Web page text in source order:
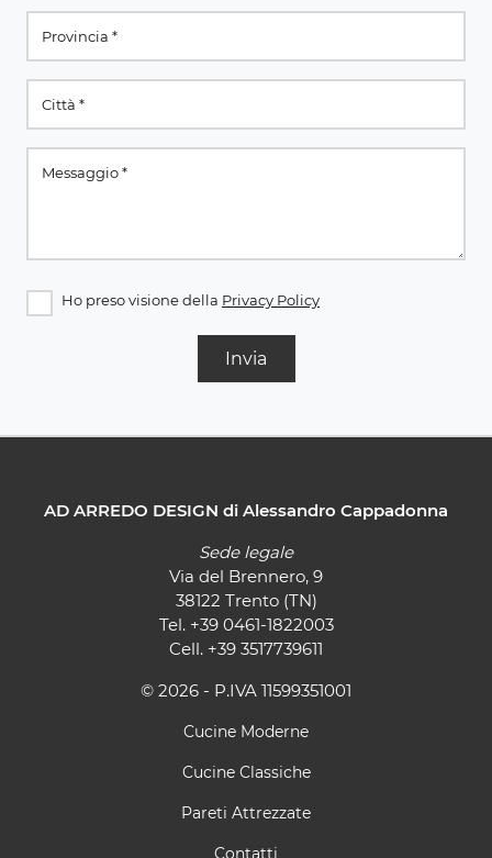
Ho preso visione della Privacy Policy
Invia
AD ARREDO DESIGN di Alessandro Cappadonna
Sede legale
Via del Brennero, 9
38122 Trento (TN)
Tel. +39 0461-1822003
Cell. +39 3517739611
© 2026 - P.IVA 11599351001
Cucine Moderne
Cucine Classiche
Pareti Attrezzate
Contatti